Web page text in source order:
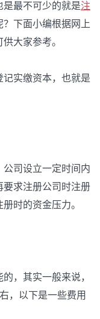
是最不可少的就是注
下面小编根据网上
大家参考。
实缴资本，也就是
司设立一定时间内
要求注册公司时注册
时的资金压力。
，其实一般来说，
，以下是一些费用